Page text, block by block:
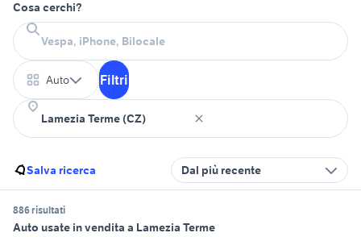
Cosa cerchi?
Auto Filtri
Salva ricerca Dal più recente
886 risultati
Auto usate in vendita a Lamezia Terme